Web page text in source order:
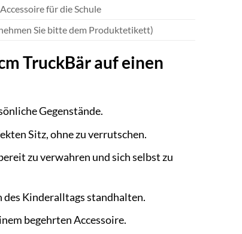
für die Schule
Sie bitte dem Produktetikett)
TruckBär auf einen
Gegenstände.
Sitz, ohne zu verrutschen.
zu verwahren und sich selbst zu
Kinderalltags standhalten.
begehrten Accessoire.